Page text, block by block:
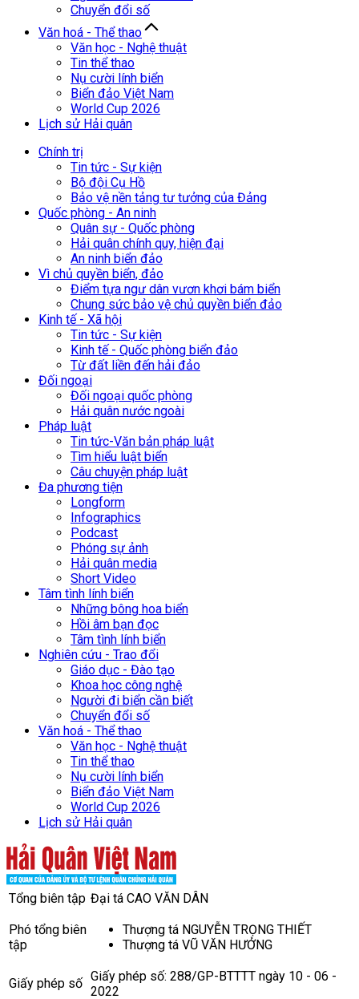
Chuyển đổi số
Văn hoá - Thể thao
Văn học - Nghệ thuật
Tin thể thao
Nụ cười lính biển
Biển đảo Việt Nam
World Cup 2026
Lịch sử Hải quân
Chính trị
Tin tức - Sự kiện
Bộ đội Cụ Hồ
Bảo vệ nền tảng tư tưởng của Đảng
Quốc phòng - An ninh
Quân sự - Quốc phòng
Hải quân chính quy, hiện đại
An ninh biển đảo
Vì chủ quyền biển, đảo
Điểm tựa ngư dân vươn khơi bám biển
Chung sức bảo vệ chủ quyền biển đảo
Kinh tế - Xã hội
Tin tức - Sự kiện
Kinh tế - Quốc phòng biển đảo
Từ đất liền đến hải đảo
Đối ngoại
Đối ngoại quốc phòng
Hải quân nước ngoài
Pháp luật
Tin tức-Văn bản pháp luật
Tìm hiểu luật biển
Câu chuyện pháp luật
Đa phương tiện
Longform
Infographics
Podcast
Phóng sự ảnh
Hải quân media
Short Video
Tâm tình lính biển
Những bông hoa biển
Hồi âm bạn đọc
Tâm tình lính biển
Nghiên cứu - Trao đổi
Giáo dục - Đào tạo
Khoa học công nghệ
Người đi biển cần biết
Chuyển đổi số
Văn hoá - Thể thao
Văn học - Nghệ thuật
Tin thể thao
Nụ cười lính biển
Biển đảo Việt Nam
World Cup 2026
Lịch sử Hải quân
Tổng biên tập Đại tá CAO VĂN DÂN
Phó tổng biên
tập
Thượng tá NGUYỄN TRỌNG THIẾT
Thượng tá VŨ VĂN HƯỞNG
Giấy phép số Giấy phép số: 288/GP-BTTTT ngày 10 - 06 -
2022